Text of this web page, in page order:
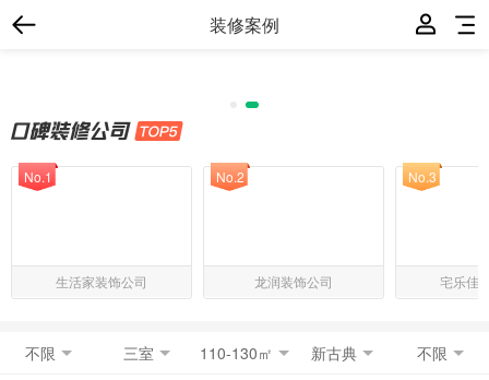
装修案例
生活家装饰公司
No.1
龙润装饰公司
No.2
宅乐佳
No.3
不限 三室 110-130㎡ 新古典 不限